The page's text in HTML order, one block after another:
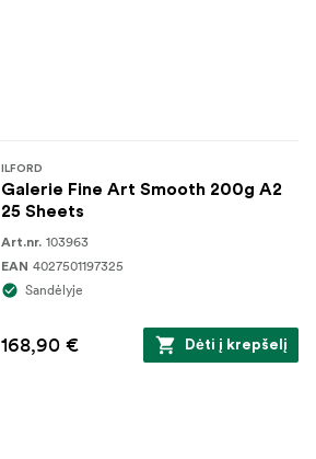
ILFORD
Galerie Fine Art Smooth 200g A2
25 Sheets
Art.nr. 103963
EAN 4027501197325
Sandėlyje
168,90 € Dėti į krepšelį